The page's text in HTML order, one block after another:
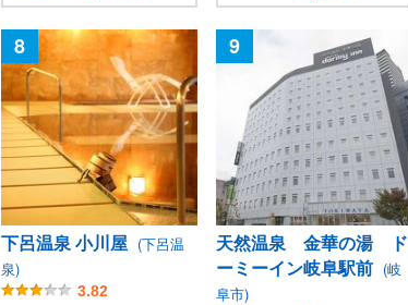
8
下呂温泉 小川屋 (下呂温
泉)
3.82
9
天然温泉 金華の湯 ド
ーミーイン岐阜駅前 (岐
阜市)